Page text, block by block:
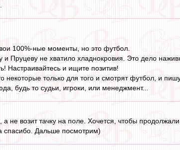
100%-ные моменты, но это футбол.
и Пруцеву не хватило хладнокровия. Это дело
Настраивайтесь и ищите позитив!
некоторые только для того и смотрят футбол, и
будь то судьи, игроки, или менеджмент...
не возит тачку на поле. Хочется, чтобы
спасибо. Дальше посмотрим)